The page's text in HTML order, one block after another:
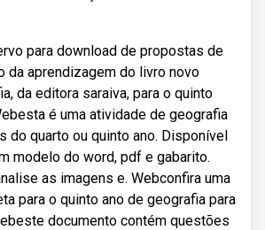
para download de propostas de
da aprendizagem do livro novo
da editora saraiva, para o quinto
é uma atividade de geografia
do quarto ou quinto ano. Disponível
modelo do word, pdf e gabarito.
as imagens e. Webconfira uma
para o quinto ano de geografia para
documento contém questões